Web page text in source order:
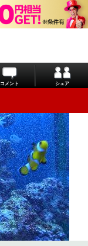
コメント シェア